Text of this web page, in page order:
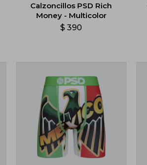
Calzoncillos PSD Rich
Money - Multicolor
$ 390